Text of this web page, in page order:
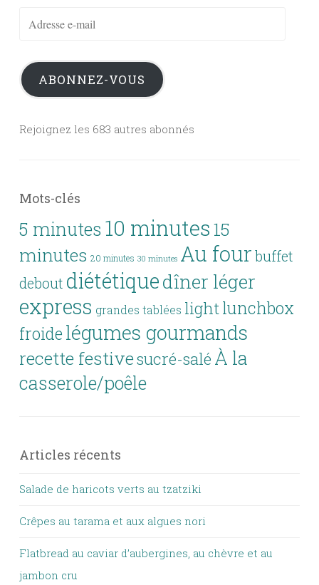
Adresse
mail
ABONNEZ-VOUS
Rejoignez les 683 autres abonnés
Mots-clés
5 minutes 10 minutes15
minutes 20 minutes 30 minutes Au fourbuffet
debout diététiquedîner léger
express grandes tablées lightlunchbox
froide légumes gourmands
recette festivesucré-salé À la
casserole/poêle
Articles récents
Salade de haricots verts au tzatziki
Crêpes au tarama et aux algues nori
Flatbread au caviar d’aubergines, au chèvre et au
jambon cru